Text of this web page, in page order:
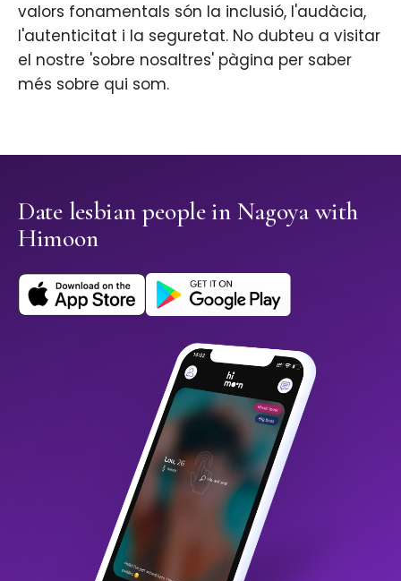
valors fonamentals són la inclusió, l'audàcia,
l'autenticitat i la seguretat. No dubteu a visitar
el nostre 'sobre nosaltres' pàgina per saber
més sobre qui som.
Date lesbian people in Nagoya with
Himoon